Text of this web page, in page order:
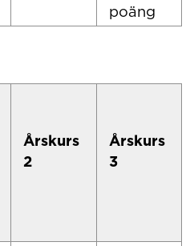
poäng
Årskurs
2
Årskurs
3